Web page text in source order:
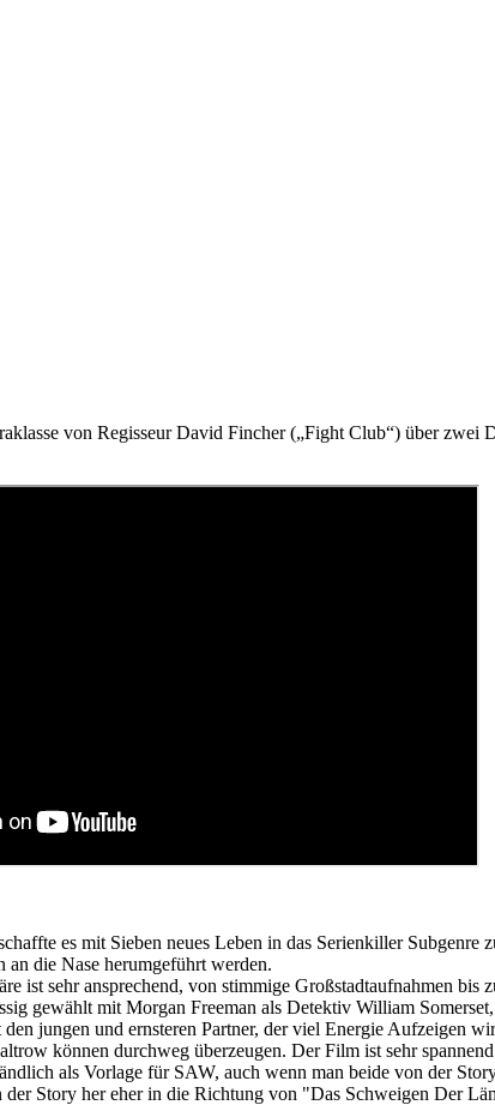
von Regisseur David Fincher („Fight Club“) über zwei
es mit Sieben neues Leben in das Serienkiller
an die Nase herumgeführt werden.
ist sehr ansprechend, von stimmige Großstadtaufnahmen bis
gewählt mit Morgan Freeman als Detektiv William
den jungen und ernsteren Partner, der viel Energie Aufzeigen
können durchweg überzeugen. Der Film ist sehr
als Vorlage für SAW, auch wenn man beide von der
Story her eher in die Richtung von "Das Schweigen Der